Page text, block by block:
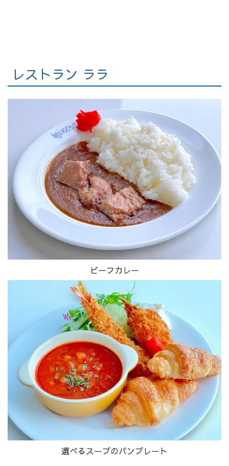
レストラン ララ
ビーフカレー
選べるスープのパンプレート